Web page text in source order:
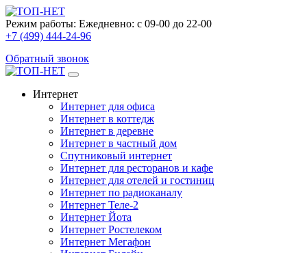
Режим работы: Ежедневно: с 09-00 до 22-00
+7 (499) 444-24-96
Обратный звонок
Интернет
Интернет для офиса
Интернет в коттедж
Интернет в деревне
Интернет в частный дом
Спутниковый интернет
Интернет для ресторанов и кафе
Интернет для отелей и гостиниц
Интернет по радиоканалу
Интернет Теле-2
Интернет Йота
Интернет Ростелеком
Интернет Мегафон